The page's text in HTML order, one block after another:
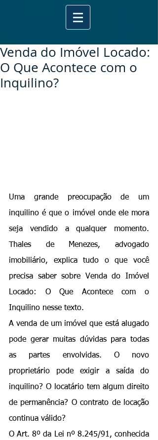
Venda do Imóvel Locado:
O Que Acontece com o
Inquilino?
Uma grande preocupação de um
inquilino é que o imóvel onde ele mora
seja vendido a qualquer momento.
Thales de Menezes, advogado
imobiliário, explica tudo o que você
precisa saber sobre Venda do Imóvel
Locado: O Que Acontece com o
Inquilino nesse texto.
A venda de um imóvel que está alugado
pode gerar muitas dúvidas para todas
as partes envolvidas. O novo
proprietário pode exigir a saída do
inquilino? O locatário tem algum direito
de permanência? O contrato de locação
continua válido?
O Art. 8º da Lei nº 8.245/91, conhecida